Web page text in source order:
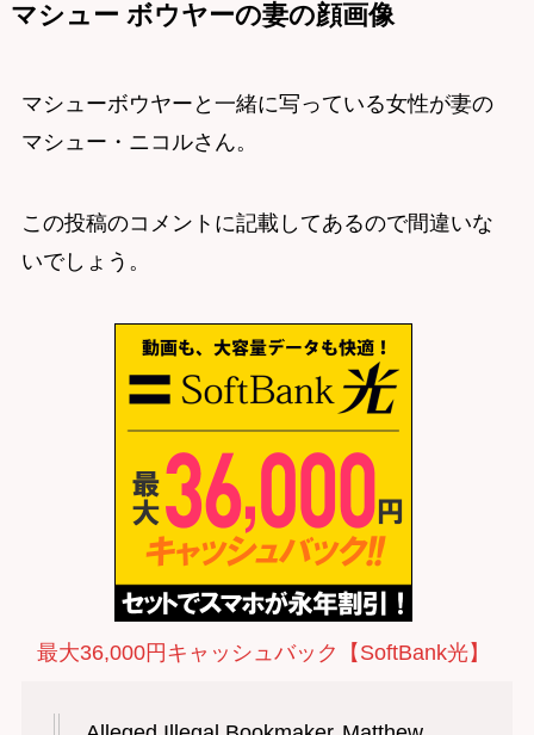
マシュー ボウヤーの妻の顔画像
マシューボウヤーと一緒に写っている女性が妻の
マシュー・ニコルさん。
この投稿のコメントに記載してあるので間違いな
いでしょう。
最大36,000円キャッシュバック【SoftBank光】